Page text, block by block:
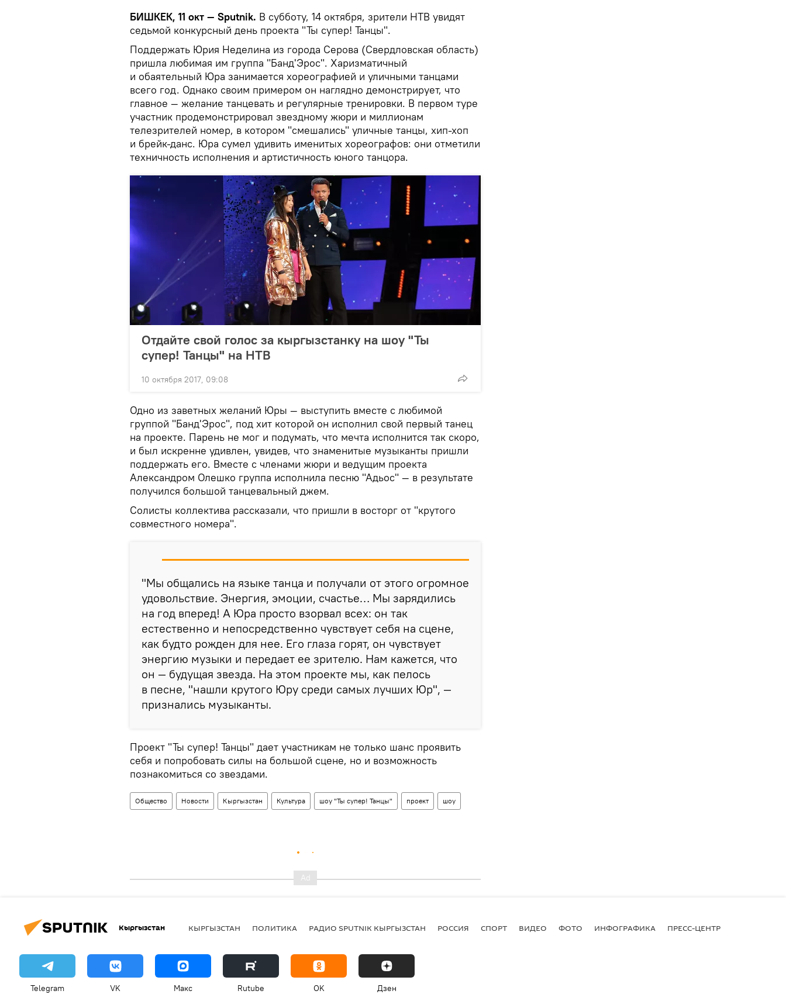
БИШКЕК, 11 окт — Sputnik. В субботу, 14 октября, зрители НТВ увидят
седьмой конкурсный день проекта "Ты супер! Танцы".
Поддержать Юрия Неделина из города Серова (Свердловская область)
пришла любимая им группа "Банд'Эрос". Харизматичный
и обаятельный Юра занимается хореографией и уличными танцами
всего год. Однако своим примером он наглядно демонстрирует, что
главное — желание танцевать и регулярные тренировки. В первом туре
участник продемонстрировал звездному жюри и миллионам
телезрителей номер, в котором "смешались" уличные танцы, хип-хоп
и брейк-данс. Юра сумел удивить именитых хореографов: они отметили
техничность исполнения и артистичность юного танцора.
Отдайте свой голос за кыргызстанку на шоу "Ты
супер! Танцы" на НТВ
10 октября 2017, 09:08
Одно из заветных желаний Юры — выступить вместе с любимой
группой "Банд'Эрос", под хит которой он исполнил свой первый танец
на проекте. Парень не мог и подумать, что мечта исполнится так скоро,
и был искренне удивлен, увидев, что знаменитые музыканты пришли
поддержать его. Вместе с членами жюри и ведущим проекта
Александром Олешко группа исполнила песню "Адьос" — в результате
получился большой танцевальный джем.
Солисты коллектива рассказали, что пришли в восторг от "крутого
совместного номера".
"Мы общались на языке танца и получали от этого огромное
удовольствие. Энергия, эмоции, счастье… Мы зарядились
на год вперед! А Юра просто взорвал всех: он так
естественно и непосредственно чувствует себя на сцене,
как будто рожден для нее. Его глаза горят, он чувствует
энергию музыки и передает ее зрителю. Нам кажется, что
он — будущая звезда. На этом проекте мы, как пелось
в песне, "нашли крутого Юру среди самых лучших Юр", —
признались музыканты.
Проект "Ты супер! Танцы" дает участникам не только шанс проявить
себя и попробовать силы на большой сцене, но и возможность
познакомиться со звездами.
Общество Новости Кыргызстан Культура шоу "Ты супер! Танцы" проект шоу
Кыргызстан КЫРГЫЗСТАН ПОЛИТИКА РАДИО SPUTNIK КЫРГЫЗСТАН РОССИЯ СПОРТ ВИДЕО ФОТО ИНФОГРАФИКА ПРЕСС-ЦЕНТР
Telegram VK Макс Rutube OK Дзен